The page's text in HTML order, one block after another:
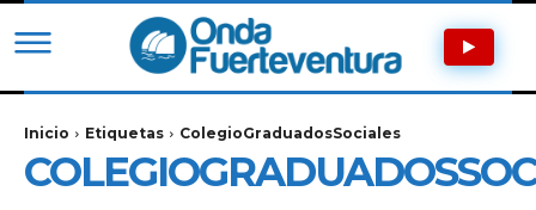
Inicio Etiquetas ColegioGraduadosSociales